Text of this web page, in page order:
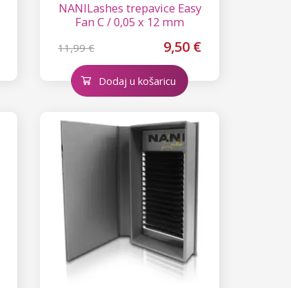
NANILashes trepavice Easy
Fan C / 0,05 x 12 mm
11,99 € 9,50 €
Dodaj u košaricu